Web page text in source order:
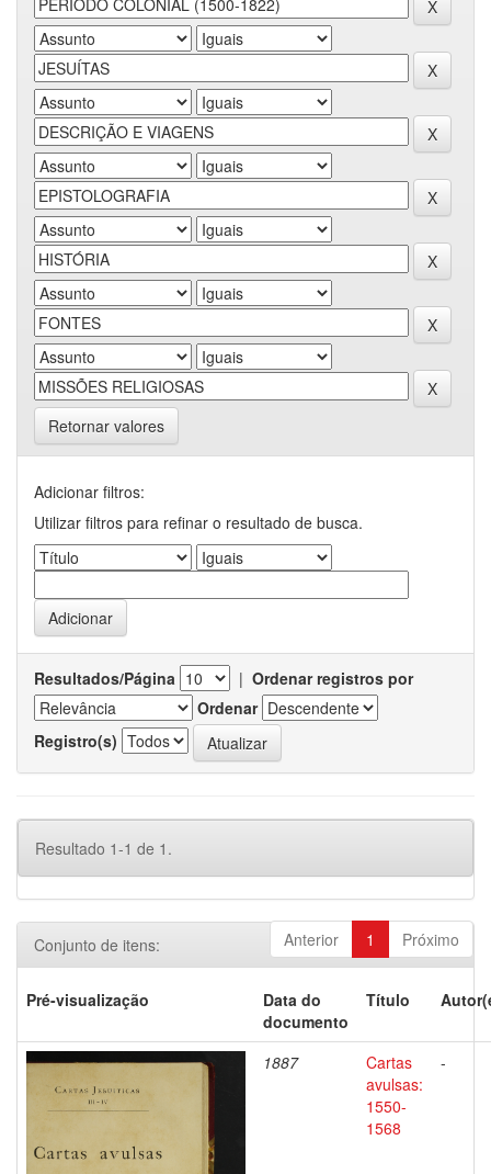
Retornar valores
Adicionar filtros:
Utilizar filtros para refinar o resultado de busca.
Resultados/Página | Ordenar registros por
Ordenar
Registro(s)
Resultado 1-1 de 1.
Anterior 1 Próximo
Conjunto de itens:
Pré-visualização
Data do
documento
Título
1887
Cartas
avulsas:
1550-
1568
-